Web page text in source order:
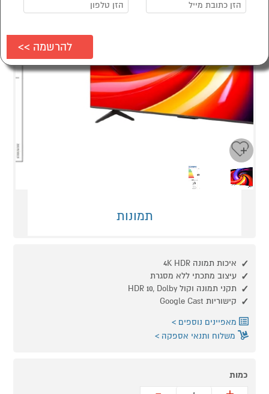
תמונות
איכות תמונה 4K HDR
עיצוב מתכתי ללא מסגרת
תקני תמונה וקול HDR 10, Dolby
קישוריות Google Cast
מאפיינים נוספים
משלוח ותנאי אספקה
כמות